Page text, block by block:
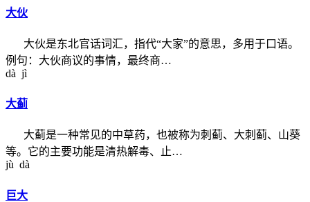
大伙
大伙是东北官话词汇，指代“大家”的意思，多用于口语。
例句：大伙商议的事情，最终商…
dà jì
大蓟
大蓟是一种常见的中草药，也被称为刺蓟、大刺蓟、山葵
等。它的主要功能是清热解毒、止…
jù dà
巨大